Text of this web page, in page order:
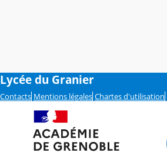
Lycée du Granier
Contacts Mentions légales Chartes d'utilisation